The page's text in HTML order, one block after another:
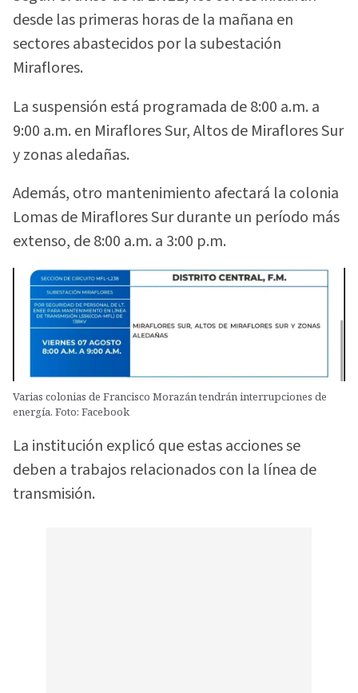
desde las primeras horas de la mañana en
sectores abastecidos por la subestación
Miraflores.
La suspensión está programada de 8:00 a.m. a
9:00 a.m. en Miraflores Sur, Altos de Miraflores Sur
y zonas aledañas.
Además, otro mantenimiento afectará la colonia
Lomas de Miraflores Sur durante un período más
extenso, de 8:00 a.m. a 3:00 p.m.
Varias colonias de Francisco Morazán tendrán interrupciones de
energía. Foto: Facebook
La institución explicó que estas acciones se
deben a trabajos relacionados con la línea de
transmisión.